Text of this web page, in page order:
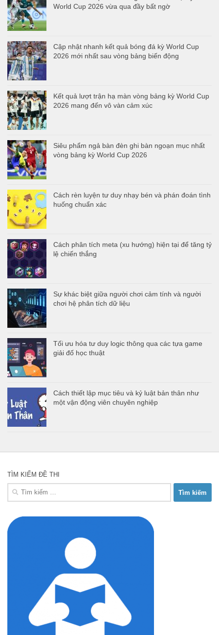
World Cup 2026 vừa qua đầy bất ngờ
Cập nhật nhanh kết quả bóng đá kỳ World Cup
2026 mới nhất sau vòng bảng biến động
Kết quả lượt trận hạ màn vòng bảng kỳ World Cup
2026 mang đến vô vàn cảm xúc
Siêu phẩm ngả bàn đèn ghi bàn ngoạn mục nhất
vòng bảng kỳ World Cup 2026
Cách rèn luyện tư duy nhạy bén và phán đoán tình
huống chuẩn xác
Cách phân tích meta (xu hướng) hiện tại để tăng tỷ
lệ chiến thắng
Sự khác biệt giữa người chơi cảm tính và người
chơi hệ phân tích dữ liệu
Tối ưu hóa tư duy logic thông qua các tựa game
giải đố học thuật
Cách thiết lập mục tiêu và kỷ luật bản thân như
một vận động viên chuyên nghiệp
TÌM KIẾM ĐỀ THI
Tìm
kiếm